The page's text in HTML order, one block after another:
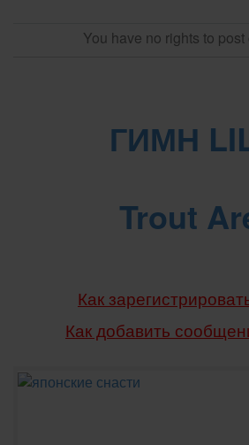
You have no rights to
ГИМН
Trout
Как
Как добавить